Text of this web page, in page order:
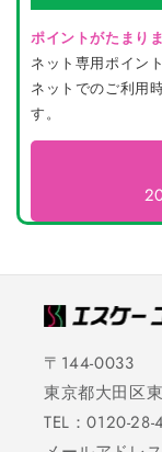
ポイントがたまり
ネット専用ポイン
ネットでのご利用
す。
〒144-0033
東京都大田区
TEL：0120-